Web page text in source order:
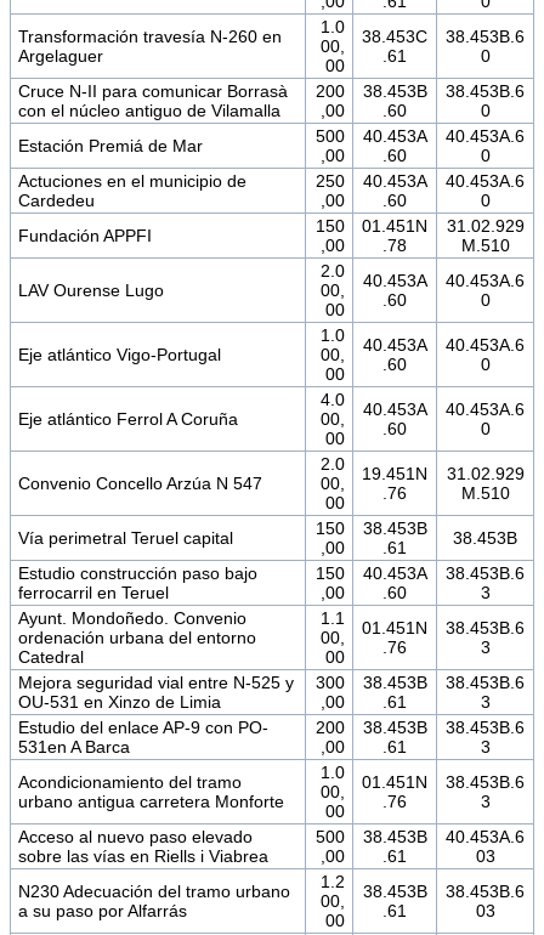
Transformación travesía N-260 en
Argelaguer
1.0
00,
00
38.453C
.61
38.453B.6
0
Cruce N-II para comunicar Borrasà
con el núcleo antiguo de Vilamalla
200
,00
38.453B
.60
38.453B.6
0
Estación Premiá de Mar
500
,00
40.453A
.60
40.453A.6
0
Actuciones en el municipio de
Cardedeu
250
,00
40.453A
.60
40.453A.6
0
Fundación APPFI
150
,00
01.451N
.78
31.02.929
M.510
LAV Ourense Lugo
2.0
00,
00
40.453A
.60
40.453A.6
0
Eje atlántico Vigo-Portugal
1.0
00,
00
40.453A
.60
40.453A.6
0
Eje atlántico Ferrol A Coruña
4.0
00,
00
40.453A
.60
40.453A.6
0
Convenio Concello Arzúa N 547
2.0
00,
00
19.451N
.76
31.02.929
M.510
Vía perimetral Teruel capital
150
,00
38.453B
.61
38.453B
Estudio construcción paso bajo
ferrocarril en Teruel
150
,00
40.453A
.60
38.453B.6
3
Ayunt. Mondoñedo. Convenio
ordenación urbana del entorno
Catedral
1.1
00,
00
01.451N
.76
38.453B.6
3
Mejora seguridad vial entre N-525 y
OU-531 en Xinzo de Limia
300
,00
38.453B
.61
38.453B.6
3
Estudio del enlace AP-9 con PO-
531en A Barca
200
,00
38.453B
.61
38.453B.6
3
Acondicionamiento del tramo
urbano antigua carretera Monforte
1.0
00,
00
01.451N
.76
38.453B.6
3
Acceso al nuevo paso elevado
sobre las vías en Riells i Viabrea
500
,00
38.453B
.61
40.453A.6
03
N230 Adecuación del tramo urbano
a su paso por Alfarrás
1.2
00,
00
38.453B
.61
38.453B.6
03